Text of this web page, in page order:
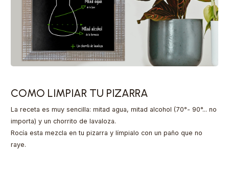
COMO LIMPIAR TU PIZARRA
La receta es muy sencilla: mitad agua, mitad alcohol (70°- 90°... no
importa) y un chorrito de lavaloza.
Rocía esta mezcla en tu pizarra y límpialo con un paño que no
raye.